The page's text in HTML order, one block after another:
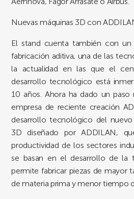
Nuevas máquinas 3D con
El stand cuenta también con un
fabricación aditiva, una de las
la actualidad en las que el
desarrollo tecnológico está
10 años. Ahora ha dado un
empresa de reciente creación
desarrollo tecnológico del
3D diseñado por ADDILAN,
productividad de los sectores
se basan en el desarrollo de la
permite fabricar piezas de mayor
de materia prima y menor tiempo